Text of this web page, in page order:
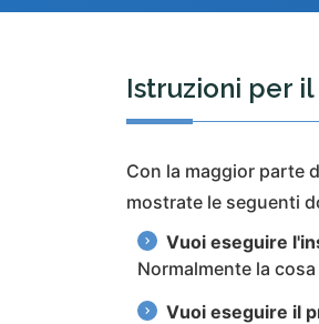
Istruzioni per
Con la maggior parte
mostrate le seguenti
Vuoi eseguire
Normalmente la
Vuoi eseguire il